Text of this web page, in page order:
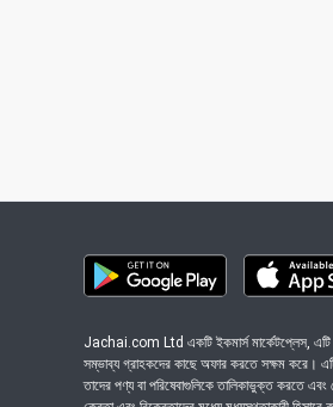
Jachai.com Ltd একটি ইকমার্স মার্কেটপ্লেস, এটি
সম্ভাব্য গ্রাহকদের কাছে অফার করতে সক্ষম করে।
তাদের পণ্য বা পরিষেবাগুলিকে তালিকাভুক্ত করতে